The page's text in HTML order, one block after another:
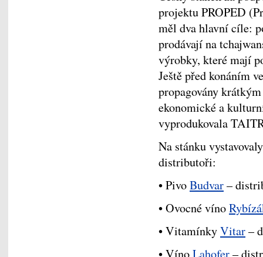
projektu PROPED
měl dva hlavní cíle:
prodávají na
výrobky, které mají
Ještě před konáním
propagovány
ekonomické a
vyprodukovala
Na stánku
distributoři:
• PivoBudvar–
• Ovocné víno
• VitamínkyVitar–